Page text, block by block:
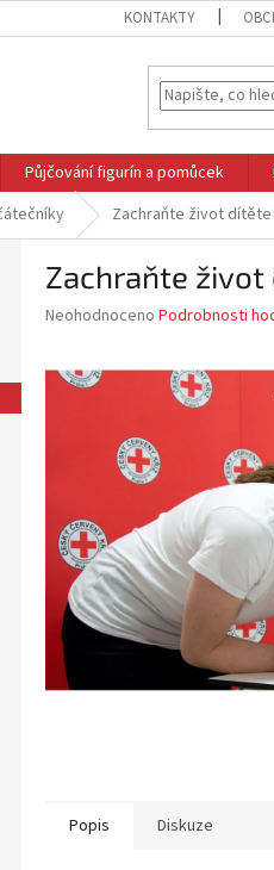
KONTAKTY
Půjčování figurín a pomůcek
Zachraňte život dítěte
Zachraňte život
Průměrné
hvězdiček.
Neohodnoceno Podrobnosti
Popis Diskuze